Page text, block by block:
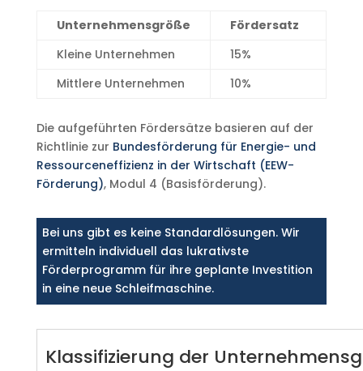
Unternehmensgröße
Fördersatz
Kleine Unternehmen
15%
Mittlere Unternehmen
10%
Die aufgeführten Fördersätze basieren auf der
Richtlinie zur Bundesförderung für Energie- und
Ressourceneffizienz in der Wirtschaft (EEW-
Förderung), Modul 4 (Basisförderung).
Bei uns gibt es keine Standardlösungen. Wir
ermitteln individuell das lukrativste
Förderprogramm für ihre geplante Investition
in eine neue Schleifmaschine.
Klassifizierung der